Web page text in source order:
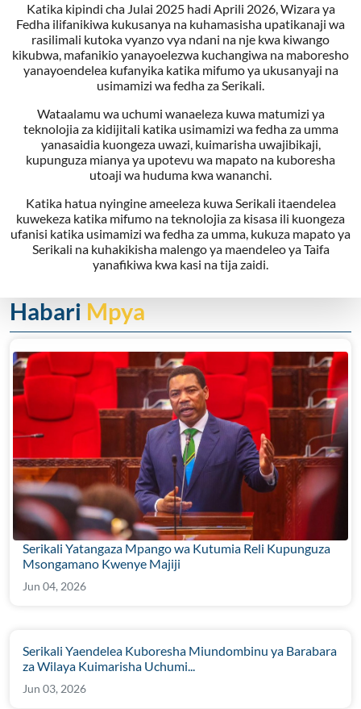
Katika kipindi cha Julai 2025 hadi Aprili 2026, Wizara ya
Fedha ilifanikiwa kukusanya na kuhamasisha upatikanaji wa
rasilimali kutoka vyanzo vya ndani na nje kwa kiwango
kikubwa, mafanikio yanayoelezwa kuchangiwa na maboresho
yanayoendelea kufanyika katika mifumo ya ukusanyaji na
usimamizi wa fedha za Serikali.
Wataalamu wa uchumi wanaeleza kuwa matumizi ya
teknolojia za kidijitali katika usimamizi wa fedha za umma
yanasaidia kuongeza uwazi, kuimarisha uwajibikaji,
kupunguza mianya ya upotevu wa mapato na kuboresha
utoaji wa huduma kwa wananchi.
Katika hatua nyingine ameeleza kuwa Serikali itaendelea
kuwekeza katika mifumo na teknolojia za kisasa ili kuongeza
ufanisi katika usimamizi wa fedha za umma, kukuza mapato ya
Serikali na kuhakikisha malengo ya maendeleo ya Taifa
yanafikiwa kwa kasi na tija zaidi.
Habari Mpya
Serikali Yatangaza Mpango wa Kutumia Reli Kupunguza
Msongamano Kwenye Majiji
Jun 04, 2026
Serikali Yaendelea Kuboresha Miundombinu ya Barabara
za Wilaya Kuimarisha Uchumi...
Jun 03, 2026